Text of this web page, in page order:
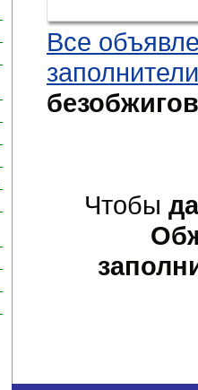
Все
Чтобы